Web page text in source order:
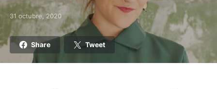
Posted on
31 octubre, 2020
Share Tweet